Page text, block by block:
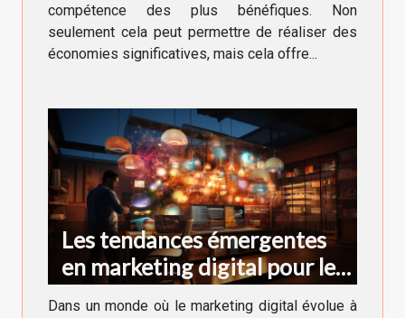
compétence des plus bénéfiques. Non
seulement cela peut permettre de réaliser des
économies significatives, mais cela offre...
Les tendances émergentes
en marketing digital pour les
petites entreprises en 2023
Dans un monde où le marketing digital évolue à